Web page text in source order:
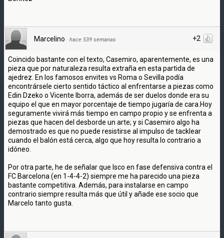
+2
Marcelino · hace 539 semanas
Coincido bastante con el texto, Casemiro, aparentemente, es una
pieza que por naturaleza resulta extraña en esta partida de
ajedrez. En los famosos envites vs Roma o Sevilla podía
encontrársele cierto sentido táctico al enfrentarse a piezas como
Edin Dzeko o Vicente Iborra, además de ser duelos donde era su
equipo el que en mayor porcentaje de tiempo jugaría de cara.Hoy
seguramente vivirá más tiempo en campo propio y se enfrenta a
piezas que hacen del desborde un arte; y si Casemiro algo ha
demostrado es que no puede resistirse al impulso de tacklear
cuando el balón está cerca, algo que hoy resulta lo contrario a
idóneo.
Por otra parte, he de señalar que Isco en fase defensiva contra el
FC Barcelona (en 1-4-4-2) siempre me ha parecido una pieza
bastante competitiva. Además, para instalarse en campo
contrario siempre resulta más que útil y añade ese socio que
Marcelo tanto gusta.